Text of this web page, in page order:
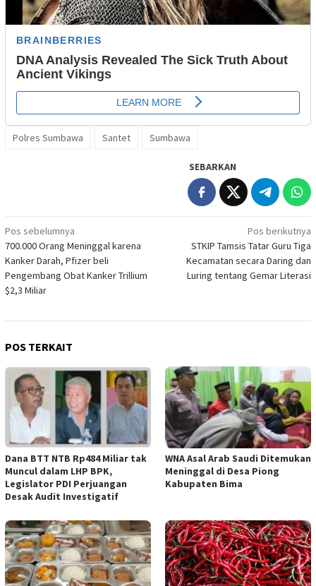
Polres Sumbawa Santet Sumbawa
SEBARKAN
Navigasi
pos
Pos sebelumnya
700.000 Orang Meninggal karena
Kanker Darah, Pfizer beli
Pengembang Obat Kanker Trillium
$2,3 Miliar
Pos berikutnya
STKIP Tamsis Tatar Guru Tiga
Kecamatan secara Daring dan
Luring tentang Gemar Literasi
POS TERKAIT
Dana BTT NTB Rp484 Miliar tak
Muncul dalam LHP BPK,
Legislator PDI Perjuangan
Desak Audit Investigatif
WNA Asal Arab Saudi Ditemukan
Meninggal di Desa Piong
Kabupaten Bima